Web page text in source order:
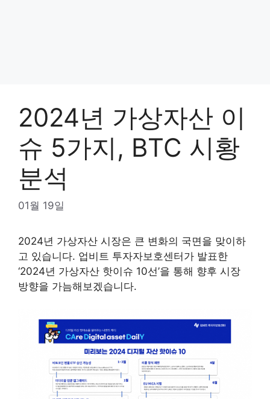
2024년 가상자산 이
슈 5가지, BTC 시황
분석
01월 19일
2024년 가상자산 시장은 큰 변화의 국면을 맞이하
고 있습니다. 업비트 투자자보호센터가 발표한
‘2024년 가상자산 핫이슈 10선’을 통해 향후 시장
방향을 가늠해보겠습니다.